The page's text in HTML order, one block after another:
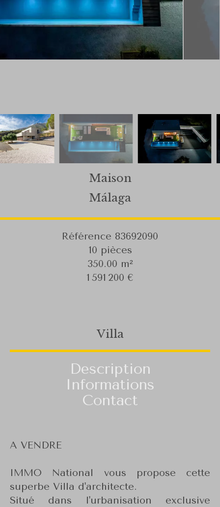
Maison
Málaga
Référence 83692090
10 pièces
350.00 m²
1 591 200 €
Villa
Description
Informations
Contact
A VENDRE
IMMO National vous propose cette
superbe Villa d'architecte.
Situé dans l'urbanisation exclusive